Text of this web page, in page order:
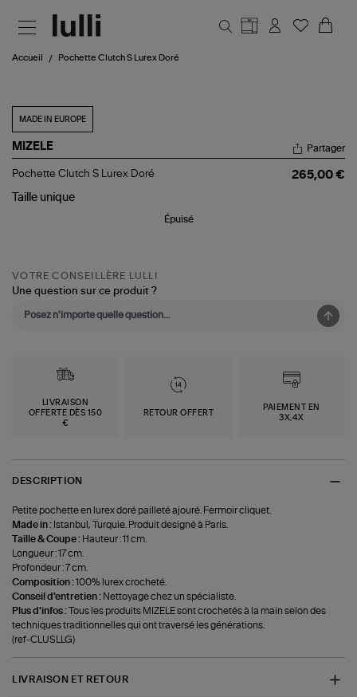
Accueil Pochette Clutch S Lurex Doré
MADE IN EUROPE
MIZELE
Pochette
S
Partager
Pochette Clutch S Lurex Doré
265,00 €
Taille unique
Épuisé
VOTRE CONSEILLÈRE LULLI
Une question sur ce produit ?
LIVRAISON
OFFERTE DÈS 150
€
RETOUR OFFERT
PAIEMENT EN
3X,4X
DESCRIPTION
Petite pochette en lurex doré pailleté ajouré. Fermoir cliquet.
Made in : Istanbul, Turquie. Produit designé à Paris.
Taille & Coupe : Hauteur : 11 cm.
Longueur : 17 cm.
Profondeur : 7 cm.
Composition :100% lurex crocheté.
Conseil d'entretien : Nettoyage chez un spécialiste.
Plus d'infos :Tous les produits MIZELE sont crochetés à la main selon des
techniques traditionnelles qui ont traversé les générations.
(ref-CLUSLLG)
LIVRAISON ET RETOUR